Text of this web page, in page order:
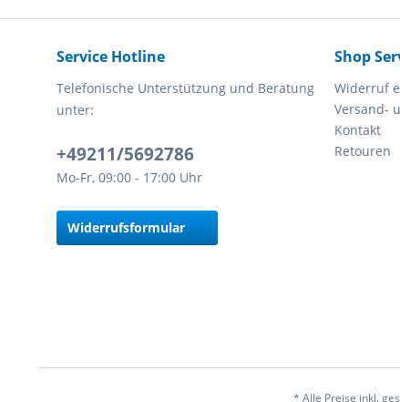
Service Hotline
Telefonische Unterstützung und Beratung
unter:
+49211/5692786
Mo-Fr, 09:00 - 17:00 Uhr
Widerrufsformular
Shop
Widerruf
Versand-
Kontakt
Retouren
* Alle Preise inkl.